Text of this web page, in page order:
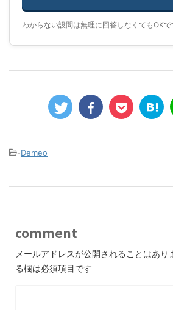
わからない設問は無理に回答しなくてもOKで
-Demeo
comment
メールアドレスが公開されることはあり
る欄は必須項目です